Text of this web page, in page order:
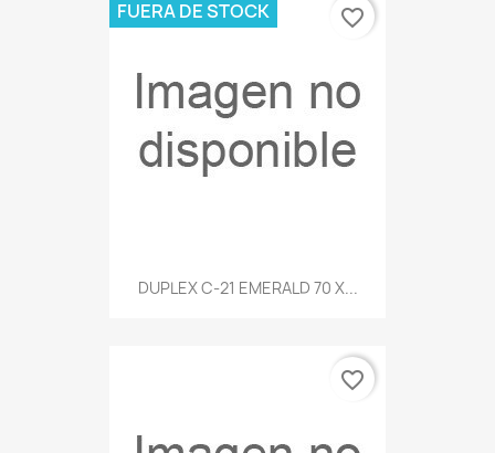
DUPLEX C-21 EMERALD 70 X...
FUERA DE STOCK favorite_border
favorite_border